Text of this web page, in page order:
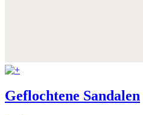
Geflochtene Sandalen